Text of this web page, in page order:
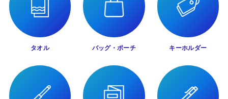
タオル バッグ・ポーチ キーホルダー